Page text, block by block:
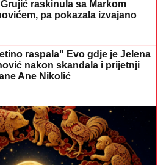
raskinula sa Markom
pa pokazala izvajano
raspala" Evo gdje je Jelena
nakon skandala i prijetnji
Ane Nikolić